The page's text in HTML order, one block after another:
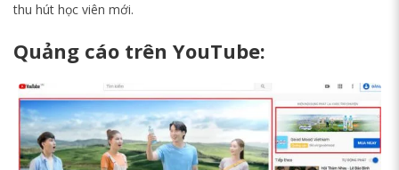
thu hút học viên mới.
Quảng cáo trên YouTube: